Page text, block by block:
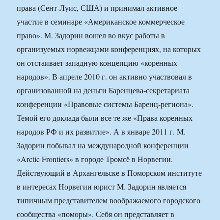
права (Сент-Луис, США) и принимал активное
участие в семинаре «Американское коммерческое
право». М. Задорин вошел во вкус работы в
организуемых норвежцами конференциях, на которых
он отстаивает западную концепцию «коренных
народов». В апреле 2010 г. он активно участвовал в
организованной на деньги Баренцева-секретариата
конференции «Правовые системы Баренц-региона».
Темой его доклада были все те же «Права коренных
народов РФ и их развитие». А в январе 2011 г. М.
Задорин побывал на международной конференции
«Arctic Frontiers» в городе Тромсё в Норвегии.
Действующий в Архангельске в Поморском институте
в интересах Норвегии юрист М. Задорин является
типичным представителем воображаемого городского
сообщества «поморы». Себя он представляет в